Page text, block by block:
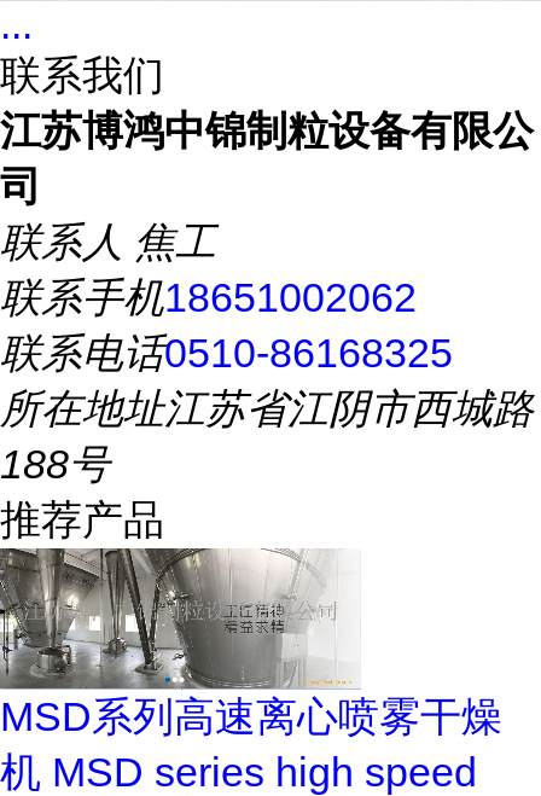
...
联系我们
江苏博鸿中锦制粒设备有限公
司
联系人 焦工
联系手机18651002062
联系电话0510-86168325
所在地址江苏省江阴市西城路
188号
推荐产品
MSD系列高速离心喷雾干燥
机 MSD series high speed